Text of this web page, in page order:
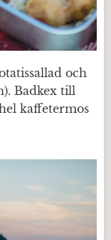
och
Badkex till
kaffetermos